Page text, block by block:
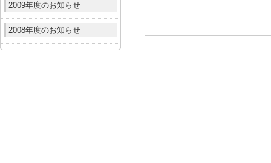
2009年度のお知らせ
2008年度のお知らせ